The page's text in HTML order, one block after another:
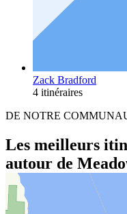
Zack Bradford
4 itinéraires
DE NOTRE
Les meilleurs
autour de